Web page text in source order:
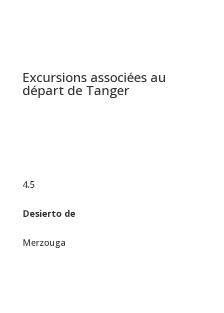
Excursions associées au
départ de Tanger
4.5
Desierto de
Merzouga